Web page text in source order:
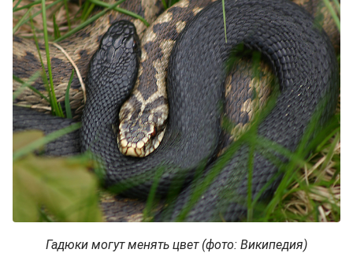
Гадюки могут менять цвет (фото: Википедия)